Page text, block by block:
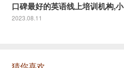
口碑最好的英语线上培训机构,小
2023.08.11